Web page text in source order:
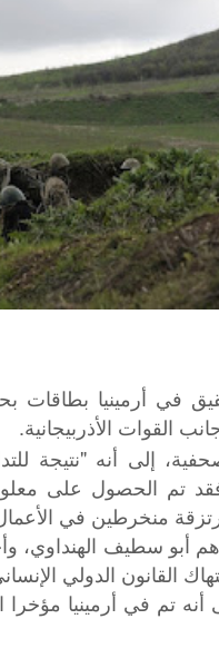
في أرمينيا بطاقات
القوات الأذربيجانية.
إلى أنه "نتيجة
منخرطين في
أبو سطيف الهنداوي،
القانون الدولي
أنه تم في أرمينيا